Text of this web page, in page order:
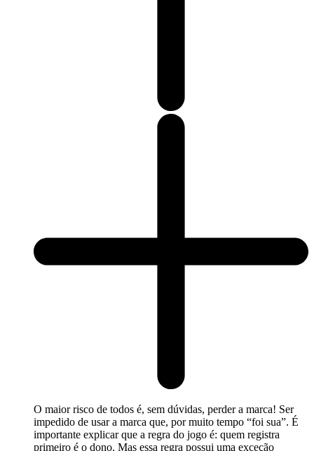
O maior risco de todos é, sem dúvidas, perder a marca! Ser
impedido de usar a marca que, por muito tempo “foi sua”. É
importante explicar que a regra do jogo é: quem registra
primeiro é o dono. Mas essa regra possui uma exceção